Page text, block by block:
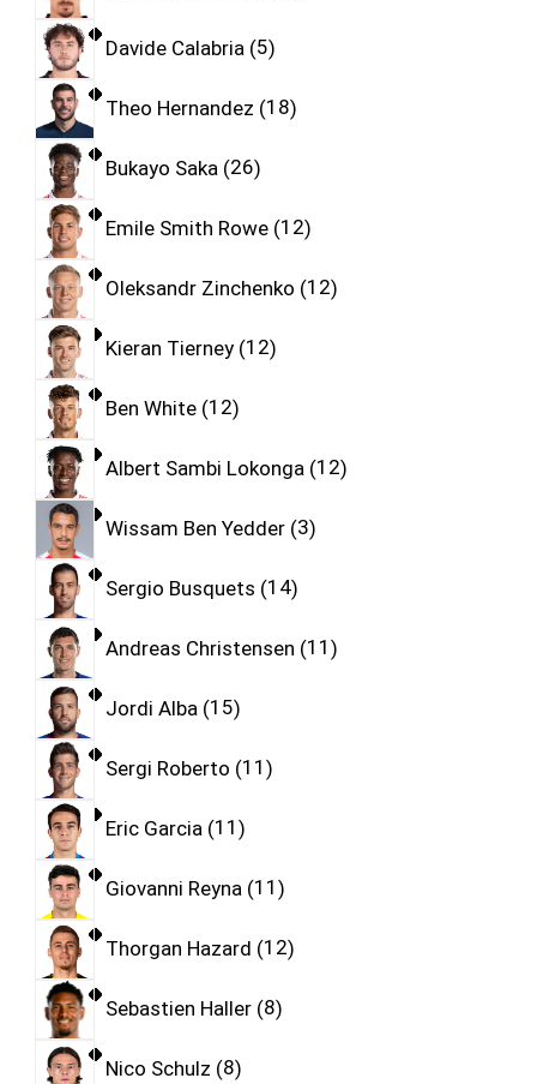
Davide Calabria 5
Theo Hernandez 18
Bukayo Saka 26
Emile Smith Rowe 12
Oleksandr Zinchenko 12
Kieran Tierney 12
Ben White 12
Albert Sambi Lokonga 12
Wissam Ben Yedder 3
Sergio Busquets 14
Andreas Christensen 11
Jordi Alba 15
Sergi Roberto 11
Eric Garcia 11
Giovanni Reyna 11
Thorgan Hazard 12
Sebastien Haller 8
Nico Schulz 8